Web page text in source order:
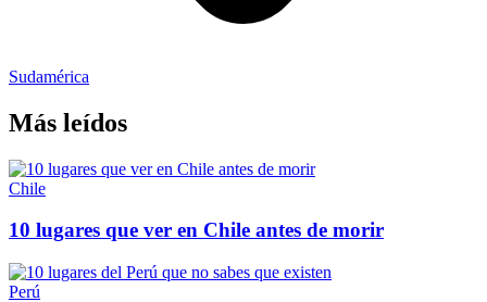
Sudamérica
Más leídos
Chile
10 lugares que ver en Chile antes de morir
Perú